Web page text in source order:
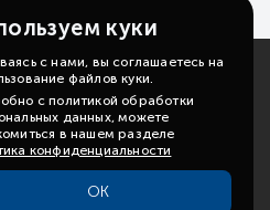
Дону
д. 11
99-19
куки
с нами, вы соглашаетесь на
файлов куки.
с политикой обработки
данных, можете
в нашем разделе
конфиденциальности
ОК